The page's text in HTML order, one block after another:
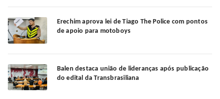
Erechim aprova lei de Tiago The Police com pontos
de apoio para motoboys
Balen destaca união de lideranças após publicação
do edital da Transbrasiliana